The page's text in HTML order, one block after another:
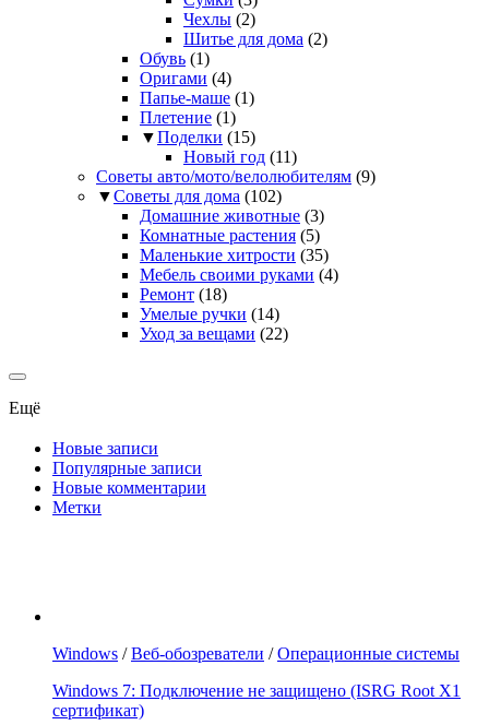
Чехлы (2)
Шитье для дома (2)
Обувь (1)
Оригами (4)
Папье-маше (1)
Плетение (1)
▼Поделки (15)
Новый год (11)
Советы авто/мото/велолюбителям (9)
▼Советы для дома (102)
Домашние животные (3)
Комнатные растения (5)
Маленькие хитрости (35)
Мебель своими руками (4)
Ремонт (18)
Умелые ручки (14)
Уход за вещами (22)
Ещё
Новые записи
Популярные записи
Новые комментарии
Метки
Windows /Веб-обозреватели /Операционные системы
Windows 7: Подключение не защищено (ISRG Root X1
сертификат)